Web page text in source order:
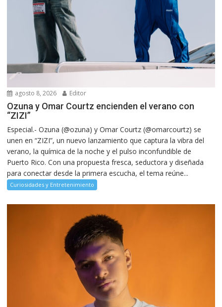
agosto 8, 2026 Editor
Ozuna y Omar Courtz encienden el verano con
“ZIZI”
Especial.- Ozuna (@ozuna) y Omar Courtz (@omarcourtz) se
unen en “ZIZI”, un nuevo lanzamiento que captura la vibra del
verano, la química de la noche y el pulso inconfundible de
Puerto Rico. Con una propuesta fresca, seductora y diseñada
para conectar desde la primera escucha, el tema reúne...
Curiosidades y Entretenimiento